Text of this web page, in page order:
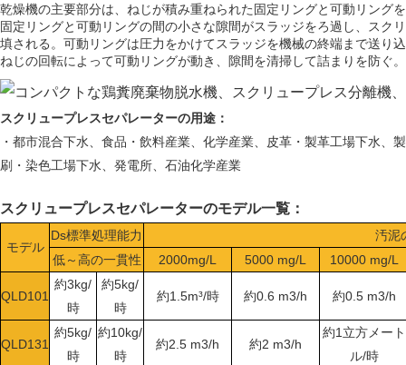
乾燥機の主要部分は、ねじが積み重ねられた固定リングと可動リング
固定リングと可動リングの間の小さな隙間がスラッジをろ過し、スク
填される。可動リングは圧力をかけてスラッジを機械の終端まで送り
ねじの回転によって可動リングが動き、隙間を清掃して詰まりを防ぐ。
スクリュープレスセパレーターの用途：
・都市混合下水、食品・飲料産業、化学産業、皮革・製革工場下水、
刷・染色工場下水、発電所、石油化学産業
スクリュープレスセパレーターのモデル一覧：
モデル
Ds標準処理能力
汚泥
低～高の一貫性
2000mg/L 5000 mg/L 10000 mg/L
QLD101
約3kg/
時
約5kg/
時
約1.5m³/時 約0.6 m3/h 約0.5 m3/h
QLD131
約5kg/
時
約10kg/
時
約2.5 m3/h 約2 m3/h
約1立方メート
ル/時